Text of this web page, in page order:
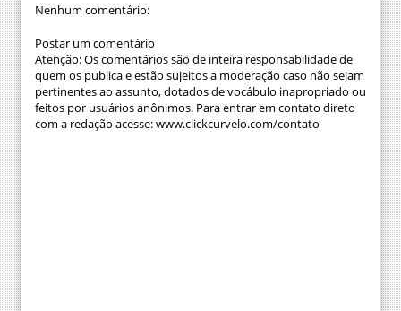
Nenhum comentário:
Postar um comentário
Atenção: Os comentários são de inteira responsabilidade de
quem os publica e estão sujeitos a moderação caso não sejam
pertinentes ao assunto, dotados de vocábulo inapropriado ou
feitos por usuários anônimos. Para entrar em contato direto
com a redação acesse: www.clickcurvelo.com/contato